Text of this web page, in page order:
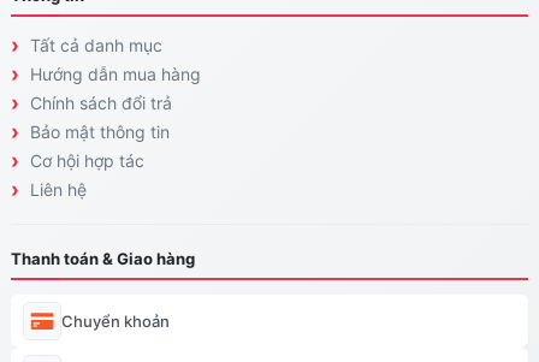
Tất cả danh mục
Hướng dẫn mua hàng
Chính sách đổi trả
Bảo mật thông tin
Cơ hội hợp tác
Liên hệ
Thanh toán & Giao hàng
Chuyển khoản